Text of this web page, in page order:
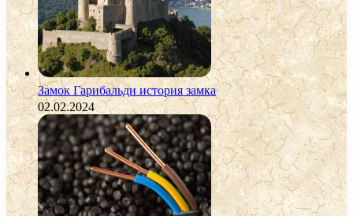
Замок Гарибальди история замка
02.02.2024